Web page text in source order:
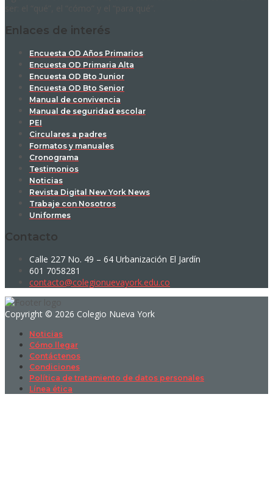
Enlaces de interés
Encuesta OD Años Primarios
Encuesta OD Primaria Alta
Encuesta OD Bto Junior
Encuesta OD Bto Senior
Manual de convivencia
Manual de seguridad escolar
PEI
Circulares a padres
Formatos y manuales
Cronograma
Testimonios
Noticias
Revista Digital New York News
Trabaje con Nosotros
Uniformes
Contacto
Calle 227 No. 49 – 64 Urbanización El Jardín
601 7058281
contacto@colegionuevayork.edu.co
Copyright © 2026 Colegio Nueva York
Noticias
Cómo llegar
Contáctenos
Condiciones
Política de tratamiento de datos personales
Línea ética